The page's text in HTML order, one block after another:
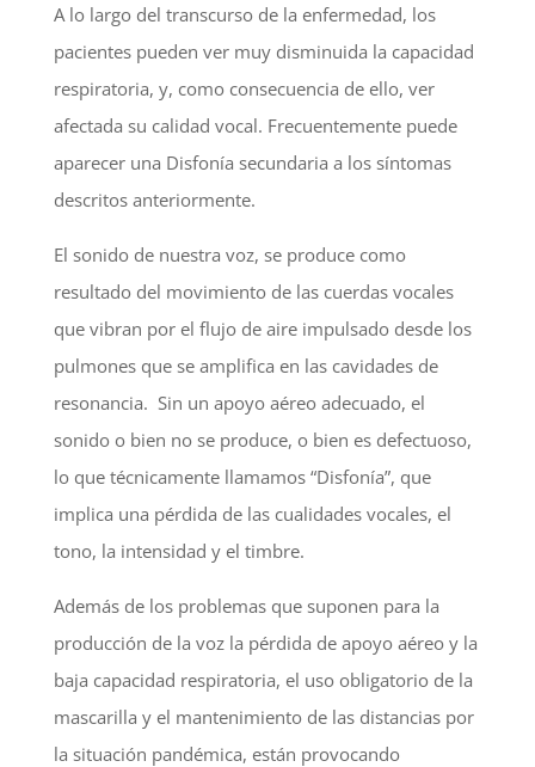
A lo largo del transcurso de la enfermedad, los
pacientes pueden ver muy disminuida la capacidad
respiratoria, y, como consecuencia de ello, ver
afectada su calidad vocal. Frecuentemente puede
aparecer una Disfonía secundaria a los síntomas
descritos anteriormente.
El sonido de nuestra voz, se produce como
resultado del movimiento de las cuerdas vocales
que vibran por el flujo de aire impulsado desde los
pulmones que se amplifica en las cavidades de
resonancia. Sin un apoyo aéreo adecuado, el
sonido o bien no se produce, o bien es defectuoso,
lo que técnicamente llamamos “Disfonía”, que
implica una pérdida de las cualidades vocales, el
tono, la intensidad y el timbre.
Además de los problemas que suponen para la
producción de la voz la pérdida de apoyo aéreo y la
baja capacidad respiratoria, el uso obligatorio de la
mascarilla y el mantenimiento de las distancias por
la situación pandémica, están provocando